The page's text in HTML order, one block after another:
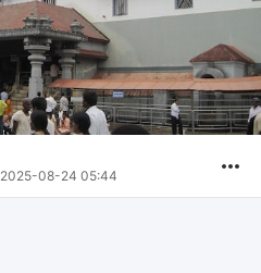
2025-08-24 05:44